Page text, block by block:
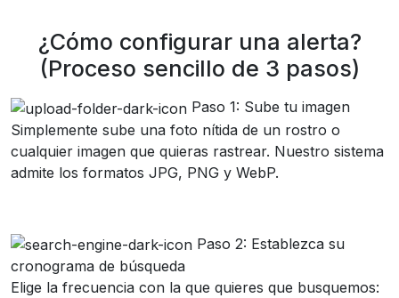
¿Cómo configurar una alerta?
(Proceso sencillo de 3 pasos)
Paso 1: Sube tu imagen
Simplemente sube una foto nítida de un rostro o
cualquier imagen que quieras rastrear. Nuestro sistema
admite los formatos JPG, PNG y WebP.
Paso 2: Establezca su
cronograma de búsqueda
Elige la frecuencia con la que quieres que busquemos: